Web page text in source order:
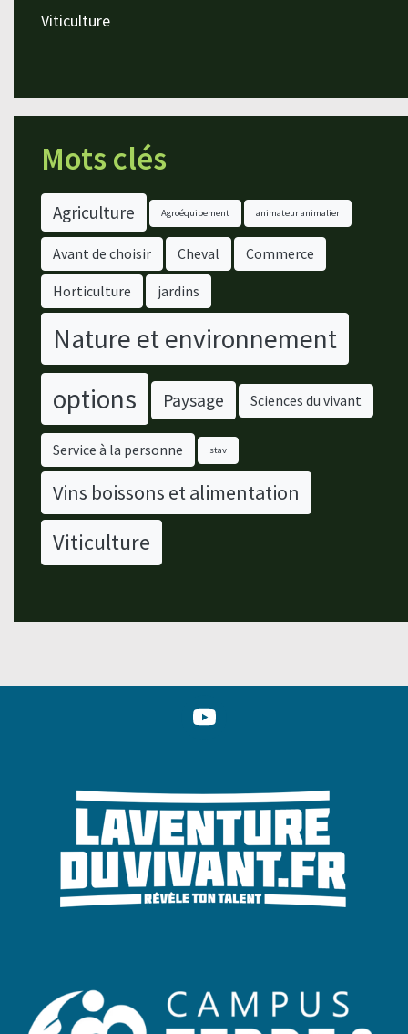
Viticulture
Mots clés
Agriculture Agroéquipement animateur animalier
Avant de choisir Cheval Commerce
Horticulture jardins
Nature et environnement
options
Paysage Sciences du vivant
Service à la personne stav
Vins boissons et alimentation
Viticulture